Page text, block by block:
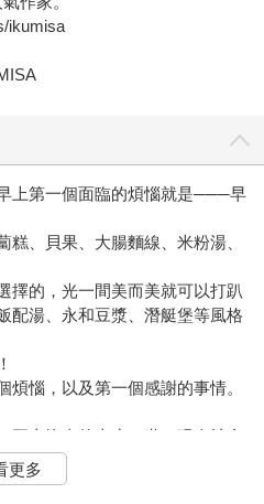
ikumisa
上第一個面臨的煩惱就是───早
、貝果、大腸麵線、米粉湯、
擇的，光一間美而美就可以打趴
配湯、永和豆漿、潛艇堡等風格
惱，以及第一個感謝的事情。
十塊真的太少了啦，現今社會
！
」方琦然白眼看待我的煩惱，我
更多